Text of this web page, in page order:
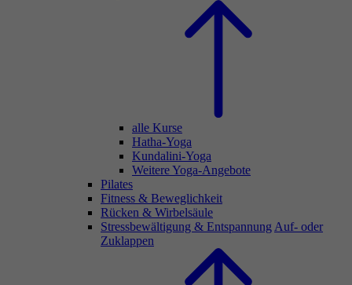
alle Kurse
Hatha-Yoga
Kundalini-Yoga
Weitere Yoga-Angebote
Pilates
Fitness & Beweglichkeit
Rücken & Wirbelsäule
Stressbewältigung & Entspannung Auf- oder
Zuklappen